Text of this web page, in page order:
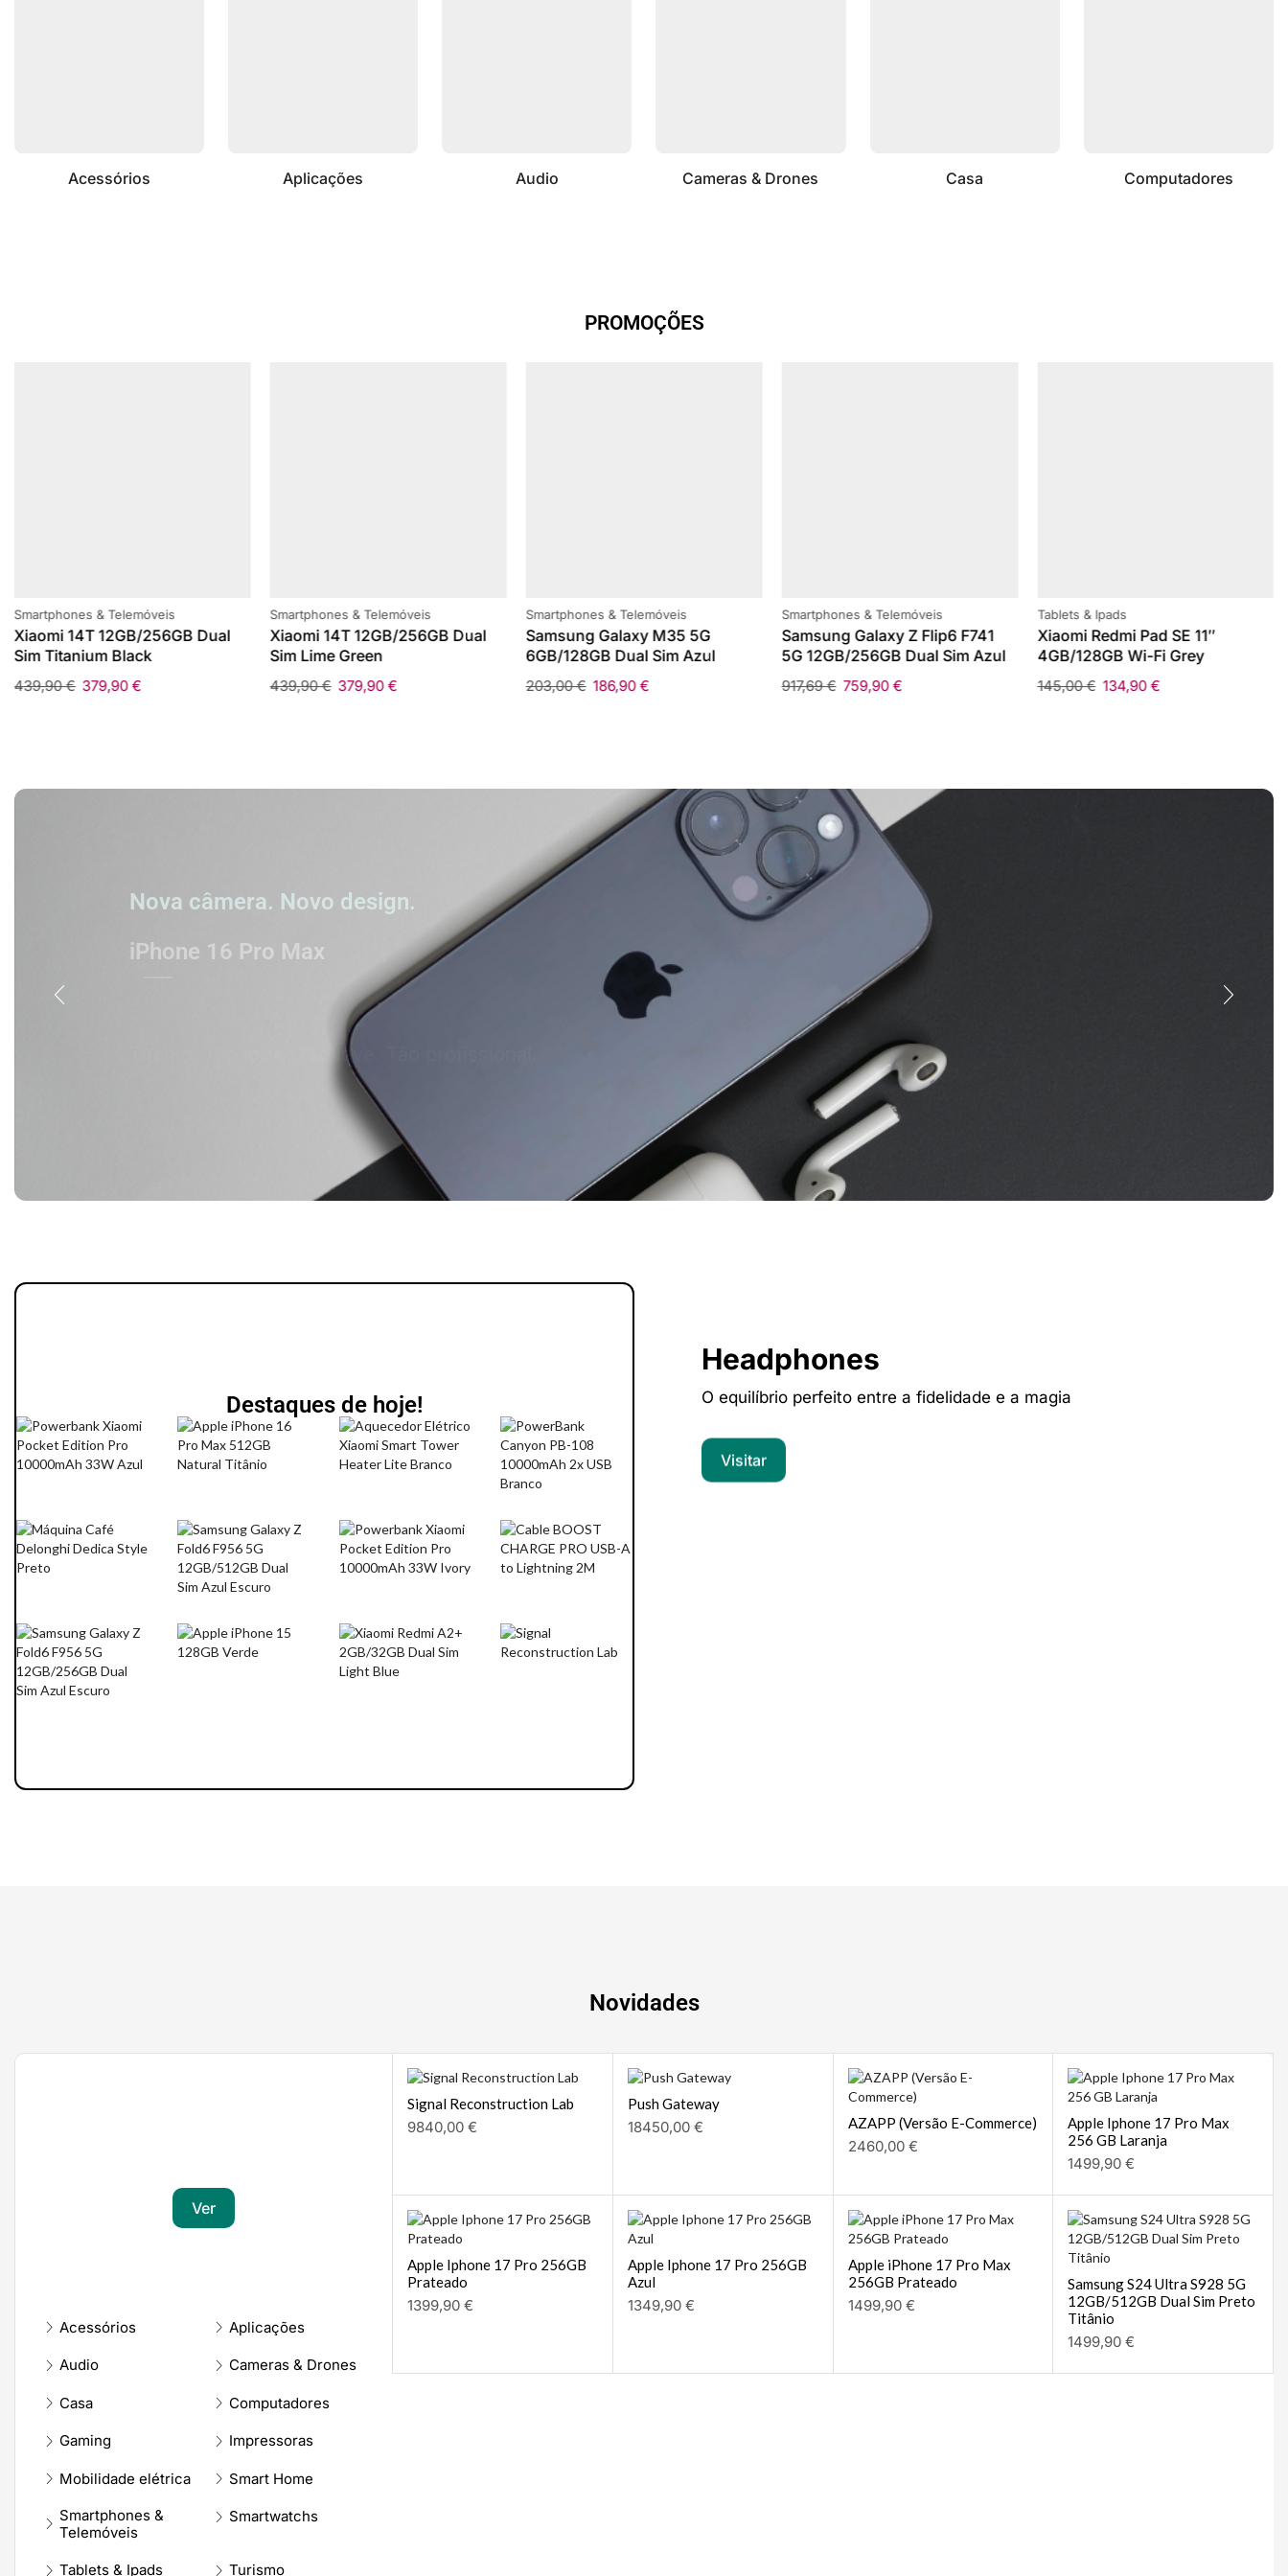
Acessórios Aplicações Audio Cameras & Drones Casa Computadores
PROMOÇÕES
Smartphones & Telemóveis
Xiaomi 14T 12GB/256GB Dual
Sim Titanium Black
439,90€ 379,90€
Smartphones & Telemóveis
Xiaomi 14T 12GB/256GB Dual
Sim Lime Green
439,90€ 379,90€
Smartphones & Telemóveis
Samsung Galaxy M35 5G
6GB/128GB Dual Sim Azul
203,00€ 186,90€
Smartphones & Telemóveis
Samsung Galaxy Z Flip6 F741
5G 12GB/256GB Dual Sim Azul
917,69€ 759,90€
Tablets & Ipads
Xiaomi Redmi Pad SE 11″
4GB/128GB Wi-Fi Grey
145,00€ 134,90€
Nova câmera. Novo design.
iPhone 16 Pro Max
Titânio. Tão forte. Tão leve. Tão profissional.
Destaques de hoje!
Headphones
O equilíbrio perfeito entre a fidelidade e a magia
Visitar
Novidades
Ver
Acessórios Aplicações
Audio Cameras & Drones
Casa Computadores
Gaming Impressoras
Mobilidade elétrica
Smart Home
Smartphones &
Telemóveis
Smartwatchs
Tablets & Ipads Turismo
Signal Reconstruction Lab
9840,00€
Push Gateway
18450,00 € AZAPP (Versão E-Commerce)
2460,00 €
Apple Iphone 17 Pro Max
256 GB Laranja
1499,90€
Apple Iphone 17 Pro 256GB
Prateado
1399,90€
Apple Iphone 17 Pro 256GB
Azul
1349,90 €
Apple iPhone 17 Pro Max
256GB Prateado
1499,90 €
Samsung S24 Ultra S928 5G
12GB/512GB Dual Sim Preto
Titânio
1499,90€